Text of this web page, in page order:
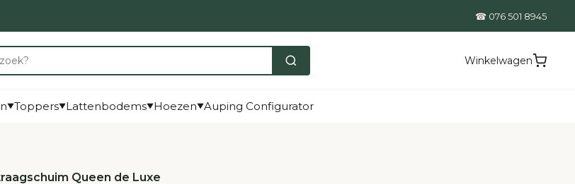
☎ 076 501 8945
Winkelwagen
▼Toppers▼Lattenbodems▼Hoezen▼Auping Configurator
Queen de Luxe